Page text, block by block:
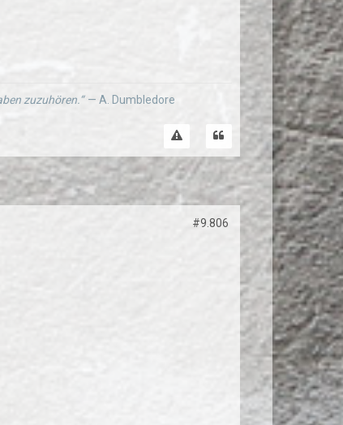
zuzuhören.“ — A. Dumbledore
#9.806